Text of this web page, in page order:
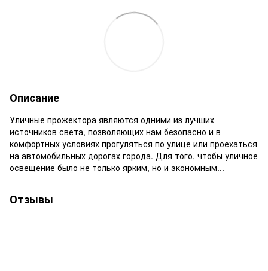
Описание
Уличные прожектора являются одними из лучших
источников света, позволяющих нам безопасно и в
комфортных условиях прогуляться по улице или проехаться
на автомобильных дорогах города. Для того, чтобы уличное
освещение было не только ярким, но и экономным...
Отзывы